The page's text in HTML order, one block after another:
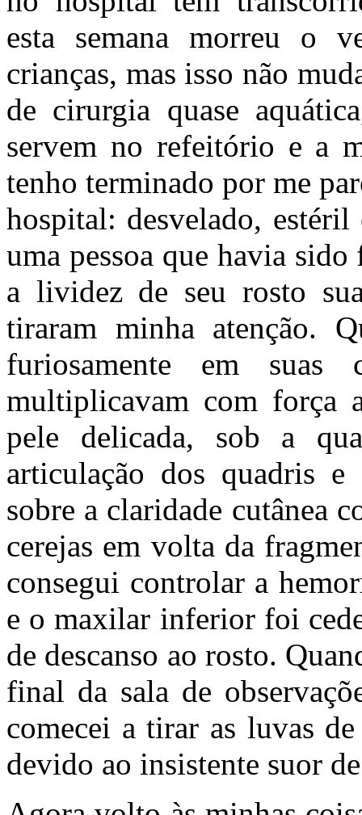
esta semana morreu o
crianças, mas isso não
de cirurgia quase
servem no refeitório e a
tenho terminado por me
hospital: desvelado,
uma pessoa que havia
a lividez de seu rosto
tiraram minha atenção.
furiosamente em suas
multiplicavam com força
pele delicada, sob a
articulação dos quadris e
sobre a claridade cutânea
cerejas em volta da
consegui controlar a
e o maxilar inferior foi
de descanso ao rosto.
final da sala de
comecei a tirar as luvas
devido ao insistente suor